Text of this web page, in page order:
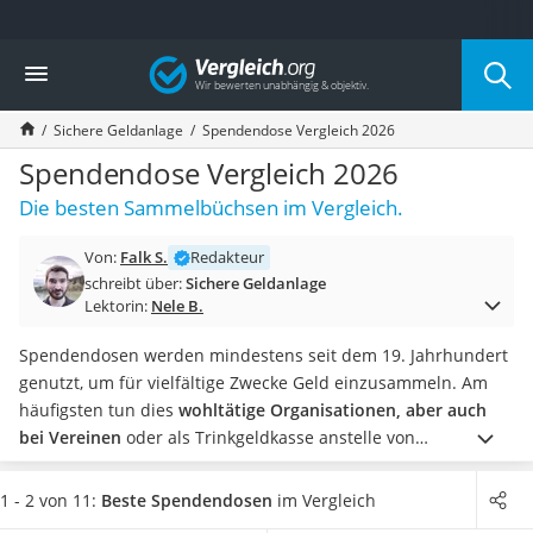
Die beliebtesten Vergleiche nach Kategorie
Finanzen
Silbermünze
Hardware-Wallet
Wohnmobilversicherung
E-Scooter-Versicherung
Münzkapseln
Spardose mit Zählwerk
Wohnwagenversicherung
Mietkautionskonto
Goldbarren 1 g
Pferde-OP-Versicherung
Geräteversicherung
Brillenversicherung
Kinderkonto
Krypto-Wallet
Hundekrankenversicherung
Vergleich
Sichere Geldanlage Spendendose Vergleich 2026
Spendendose Vergleich 2026
Die besten Sammelbüchsen im Vergleich.
Von: Falk S.
Redakteur
schreibt über:Sichere Geldanlage
Lektorin: Nele B.
Spendendosen werden mindestens seit dem 19. Jahrhundert
genutzt, um für vielfältige Zwecke Geld einzusammeln. Am
häufigsten tun dies wohltätige Organisationen, aber auch
bei Vereinen oder als Trinkgeldkasse anstelle von
Geldkassettenkommen sie häufig zum Einsatz. Diverse Tests
im Internet raten zu Sammelbüchsen, die sich nicht sofort
1 - 2 von 11: Beste Spendendosen im Vergleich